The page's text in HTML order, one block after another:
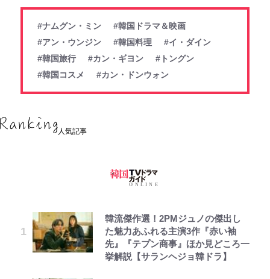
#ナムグン・ミン
#韓国ドラマ＆映画
#アン・ウンジン
#韓国料理
#イ・ダイン
#韓国旅行
#カン・ギヨン
#トングン
#韓国コスメ
#カン・ドンウォン
人気記事
韓流傑作選！2PMジュノの傑出し
た魅力あふれる主演3作『赤い袖
先』『テプン商事』ほか見どころ一
挙解説【サランヘジョ韓ドラ】